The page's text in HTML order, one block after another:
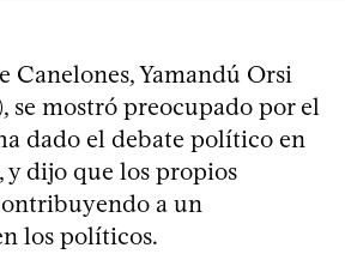
Canelones, Yamandú Orsi
se mostró preocupado por el
dado el debate político en
y dijo que los propios
a un
los políticos.